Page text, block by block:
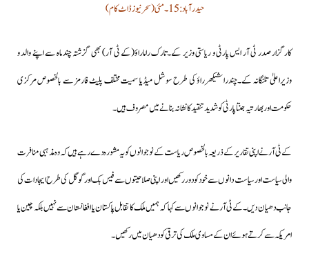
حیدرآباد:15۔مئی(سحرنیوزڈاٹ کام)
کارگزار صدر ٹی آر ایس پارٹی و ریاستی وزیر کے۔تارک راماراؤ(کے ٹی آر) بھی گزشتہ چند ماہ سے اپنے والد و
وزیراعلیٰ تلنگانہ کے۔چندرا شیکھرراؤ کی طرح سوشل میڈیا سمیت مختلف پلیٹ فارمز سے بالخصوص مرکزی
حکومت اور بھارتیہ جنتا پارٹی کو شدید تنقید کا نشانہ بنانے میں مصروف ہیں۔
کے ٹی آر نے اپنی تقاریر کے ذریعہ بالخصوص ریاست کے نوجوانوں کو یہ مشورہ دے رہے ہیں کہ وہ مذہبی منافرت
والی سیاست اور سیاست دانوں سے خود کو دور رکھیں اور اپنی صلاحیتوں سے فیس بک اور گوگل کی طرح ایجادات کی
جانب دھیان دیں۔کے ٹی آر نے نوجوانوں سے کہا کہ ہمیں ملک کا تقابل پاکستان یا افغانستان سے نہیں بلکہ چین یا
امریکہ سے کرتے ہوئے ان کے مساوی ملک کی ترقی کو دھیان میں رکھیں۔